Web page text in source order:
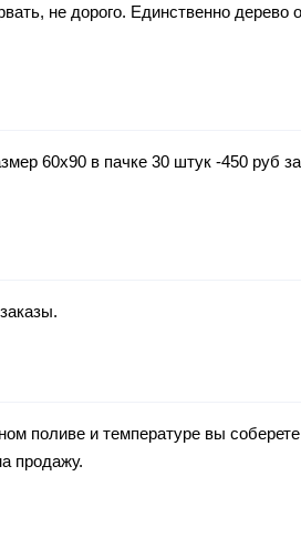
не дорого. Единственно дерево
60х90 в пачке 30 штук -450 руб
поливе и температуре вы
продажу.